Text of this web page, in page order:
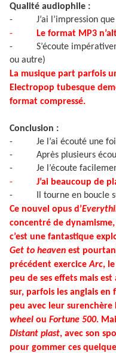
Qualité audiophile :
-
J’ai l’impression
-
Le format MP3
-
S’écoute
ou autre)
La musique part parfois
Electropop tubesque
format compressé.
Conclusion :
-
Je l’ai écouté une
-
Après plusieurs
-
Je l’écoute
-
J’ai beaucoup de
-
Il tourne en boucle
Ce nouvel opus d’
concentré de
c’est une fantastique
Get to heaven est
précédent exerciceArc,
peu de ses effets mais
sur, parfois les anglais
peu avec leur
wheel ou Fortune 500.
Distant plast, avec son
pour gommer ces